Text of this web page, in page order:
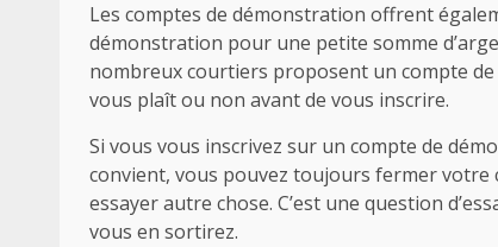
Les comptes de démonstration offrent
démonstration pour une petite somme
nombreux courtiers proposent un compte
vous plaît ou non avant de vous inscrire.
Si vous vous inscrivez sur un compte de
convient, vous pouvez toujours fermer
essayer autre chose. C’est une question
vous en sortirez.